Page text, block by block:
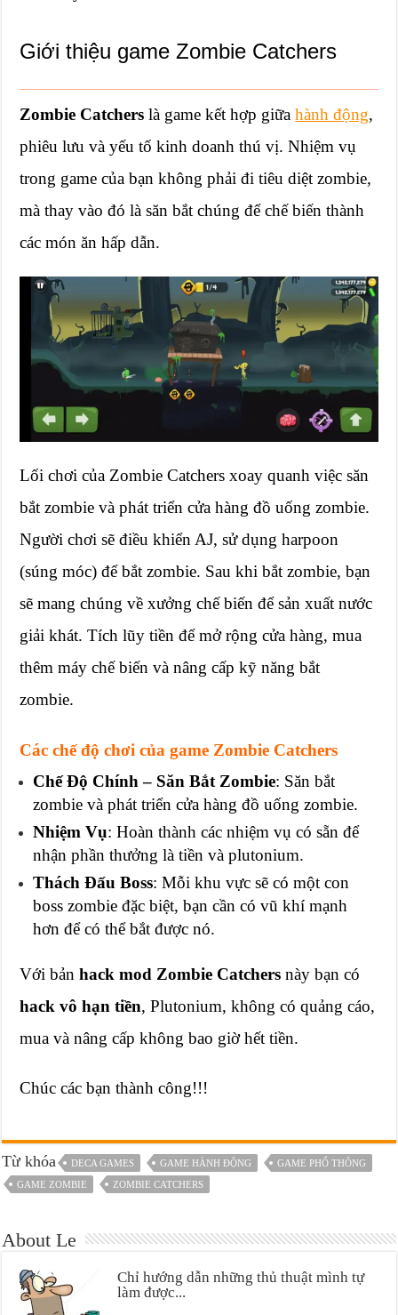
Giới thiệu game Zombie Catchers
Zombie Catchers là game kết hợp giữahành động,
phiêu lưu và yếu tố kinh doanh thú vị. Nhiệm vụ
trong game của bạn không phải đi tiêu diệt zombie,
mà thay vào đó là săn bắt chúng để chế biến thành
các món ăn hấp dẫn.
Lối chơi của Zombie Catchers xoay quanh việc săn
bắt zombie và phát triển cửa hàng đồ uống zombie.
Người chơi sẽ điều khiển AJ, sử dụng harpoon
(súng móc) để bắt zombie. Sau khi bắt zombie, bạn
sẽ mang chúng về xưởng chế biến để sản xuất nước
giải khát. Tích lũy tiền để mở rộng cửa hàng, mua
thêm máy chế biến và nâng cấp kỹ năng bắt
zombie.
Các chế độ chơi của game Zombie Catchers
Chế Độ Chính – Săn Bắt Zombie: Săn bắt
zombie và phát triển cửa hàng đồ uống zombie.
Nhiệm Vụ: Hoàn thành các nhiệm vụ có sẵn để
nhận phần thưởng là tiền và plutonium.
Thách Đấu Boss: Mỗi khu vực sẽ có một con
boss zombie đặc biệt, bạn cần có vũ khí mạnh
hơn để có thể bắt được nó.
Với bảnhack mod Zombie Catchers này bạn có
hack vô hạn tiền, Plutonium, không có quảng cáo,
mua và nâng cấp không bao giờ hết tiền.
Chúc các bạn thành công!!!
Từ khóa DECA GAMES GAME HÀNH ĐỘNG
GAME PHỔ THÔNG
GAME ZOMBIE
ZOMBIE CATCHERS
About Le
Chỉ hướng dẫn những thủ thuật mình tự
làm được...